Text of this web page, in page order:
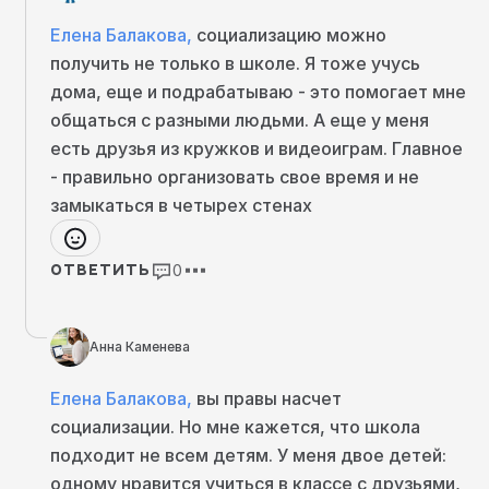
Важно
Я смотрю на моих друзей, у которых дети
ходят в школу. Практически все из них делают
домашку вместе с ними. Статистика это
подтверждает.
Второй момент заключается в том, что в
заканчивают.У многих уроки длятся до 12-13
часов. Дальше ребёнок может остаться на
продлёнке. Но в Москве с этим огромная
проблема.
школа на 3000 мест. А продлёночных мест,
если я не ошибаюсь, всего 60. И половину из
них занимают дети сотрудников. То есть
оставлять ребёнка после уроков в школе
достаточно проблематично.
Значит, ребёнка должен кто-то забирать.Кто-
то должен водить его по кружкам, а потом
делать с ним уроки.Поэтому многие
Елена Балакова, социализацию можно
получить не только в школе. Я тоже учусь
дома, еще и подрабатываю - это помогает мне
общаться с разными людьми. А еще у меня
есть друзья из кружков и видеоиграм. Главное
- правильно организовать свое время и не
замыкаться в четырех стенах
ОТВЕТИТЬ 0
Анна Каменева
Елена Балакова, вы правы насчет
социализации. Но мне кажется, что школа
подходит не всем детям. У меня двое детей:
одному нравится учиться в классе с друзьями,